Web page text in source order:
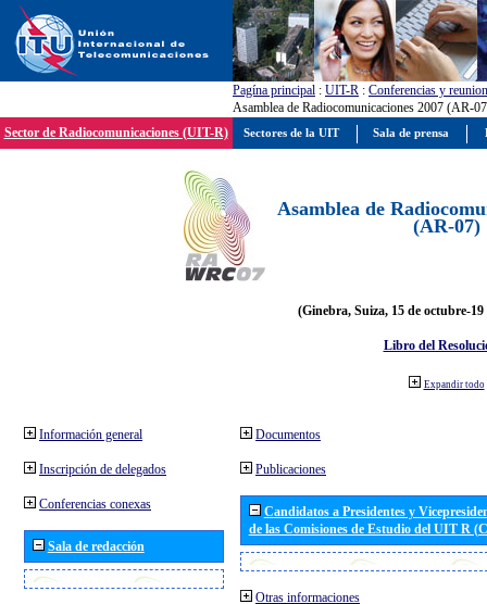
Pagína principal : UIT-R : Conferencias y
Asamblea de Radiocomunicaciones 2007 (AR-
Sector de Radiocomunicaciones (UIT-R)
Asamblea de
(AR-07)
(Ginebra, Suiza, 15 de octubre-19
Libro del
Expandir todo
Información general
Inscripción de delegados
Conferencias conexas
Sala de redacción
Documentos
Publicaciones
Candidatos a Presidentes y
de las Comisiones de Estudio del UIT R
Otras informaciones
Sectores de la UIT Sala de prensa